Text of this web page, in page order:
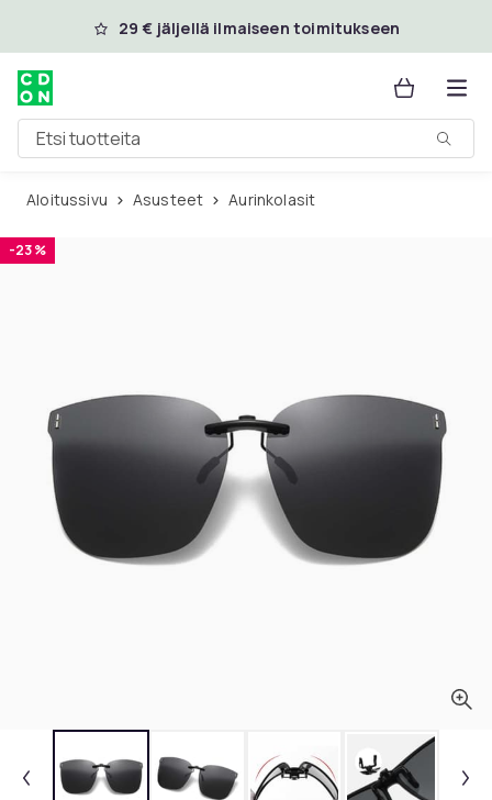
Ohita ja siirry pääsisältöön
29 € jäljellä ilmaiseen toimitukseen
Etsi tuotteita
Aloitussivu Asusteet Aurinkolasit
-23 %